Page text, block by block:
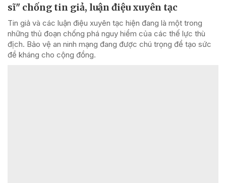
sĩ" chống tin giả, luận điệu xuyên tạc
Tin giả và các luận điệu xuyên tạc hiện đang là một trong
những thủ đoạn chống phá nguy hiểm của các thế lực thù
địch. Bảo vệ an ninh mạng đang được chú trọng để tạo sức
đề kháng cho cộng đồng.